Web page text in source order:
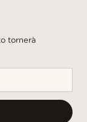
tornerà